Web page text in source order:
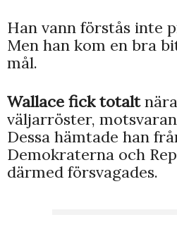
Han vann förstås inte
Men han kom en bra
mål.
Wallace fick totalt
väljarröster,
Dessa hämtade han
Demokraterna och
därmed försvagades.